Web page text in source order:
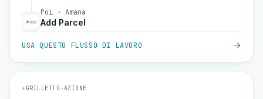
Poi · Amana
Add Parcel
USA QUESTO FLUSSO DI LAVORO
⚡ GRILLETTO→AZIONE